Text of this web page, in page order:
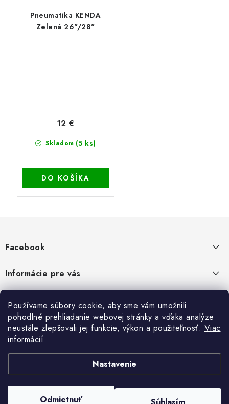
Používame súbory cookie, aby sme vám umožnili
pohodlné prehliadanie webovej stránky a vďaka analýze
neustále zlepšovali jej funkcie, výkon a použiteľnosť. Viac
informácií
Nastavenie
Odmietnuť
Pneumatika KENDA
Zelená 26"/28"
Skladom (5 ks)
12 €
DO KOŠÍKA
p
ä
i
Facebook
Informácie pre vás
Dopravné a platobné podmienky
Galéria od Zákaznikov
Kontakt
Blog
Krycie plachty, ešte lepšia kvalita
TIPY A RADY AKO SADIŤ DO SKLENÍKA
NÁVOD NA MONTÁŽ RETRO BICYKLA
Obchodné podmienky Ochrana osobných údajov
Alternatívne riešenie sporov online - RSO ČO SÚ TO „COOKIES“?